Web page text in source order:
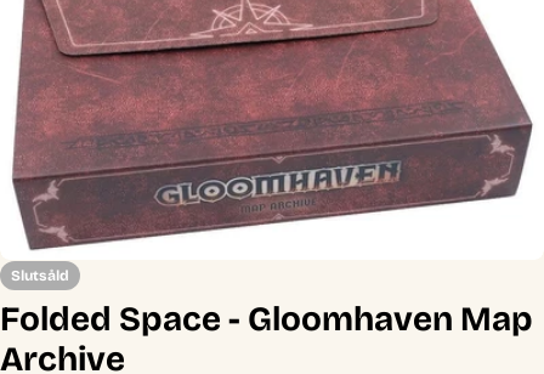
media 0 i modal
Slutsåld
Folded Space - Gloomhaven Map
Archive